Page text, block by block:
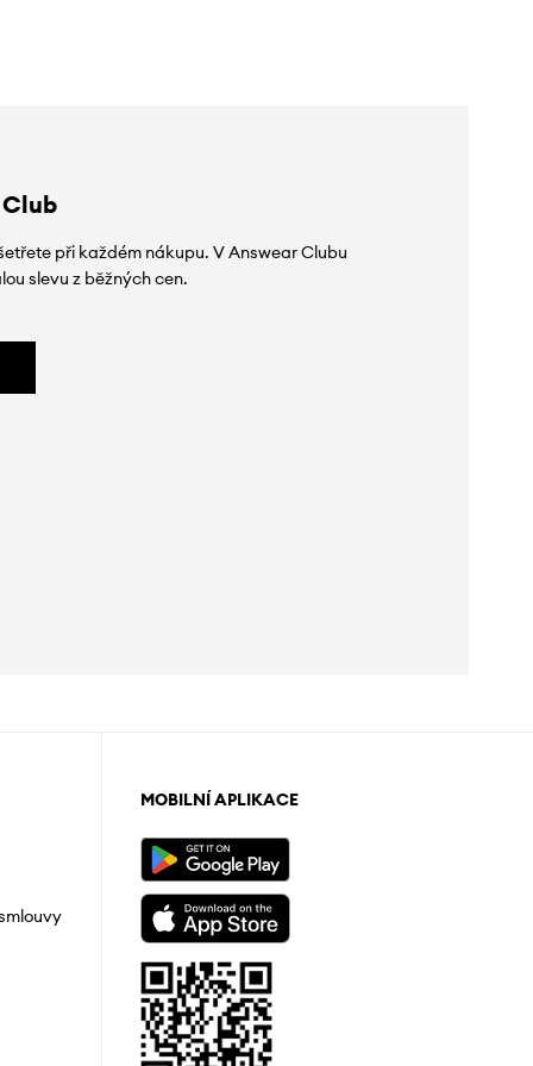
při každém nákupu. V Answear Clubu
slevu z běžných cen.
MOBILNÍ APLIKACE